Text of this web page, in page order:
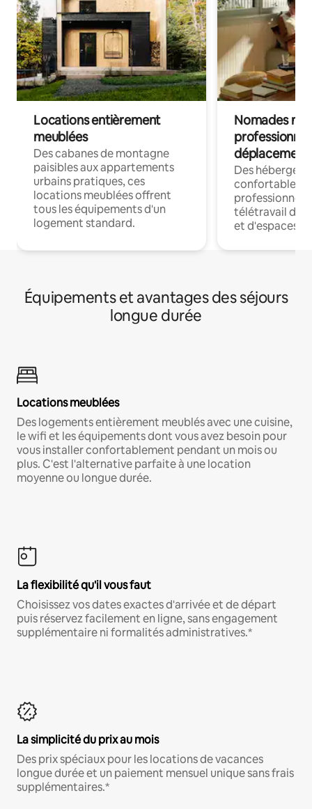
Locations entièrement
meublées
Des cabanes de montagne
paisibles aux appartements
urbains pratiques, ces
locations meublées offrent
tous les équipements d'un
logement standard.
Nomades
déplacement
Des
confortables
professionnels
télétravail
et d'espaces
Équipements et avantages des séjours
longue durée
Locations meublées
Des logements entièrement meublés avec une cuisine,
le wifi et les équipements dont vous avez besoin pour
vous installer confortablement pendant un mois ou
plus. C'est l'alternative parfaite à une location
moyenne ou longue durée.
La flexibilité qu'il vous faut
Choisissez vos dates exactes d'arrivée et de départ
puis réservez facilement en ligne, sans engagement
supplémentaire ni formalités administratives.*
La simplicité du prix au mois
Des prix spéciaux pour les locations de vacances
longue durée et un paiement mensuel unique sans frais
supplémentaires.*